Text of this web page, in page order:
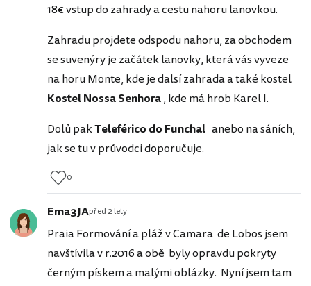
18€ vstup do zahrady a cestu nahoru lanovkou.
Zahradu projdete odspodu nahoru, za obchodem
se suvenýry je začátek lanovky, která vás vyveze
na horu Monte, kde je dalsí zahrada a také kostel
Kostel Nossa Senhora, kde má hrob Karel I.
Dolů pakTeleférico do Funchal anebo na sáních,
jak se tu v průvodci doporučuje.
0
Ema3JApřed 2 lety
Praia Formování a pláž v Camara de Lobos jsem
navštívila v r.2016 a obě byly opravdu pokryty
černým pískem a malými oblázky. Nyní jsem tam